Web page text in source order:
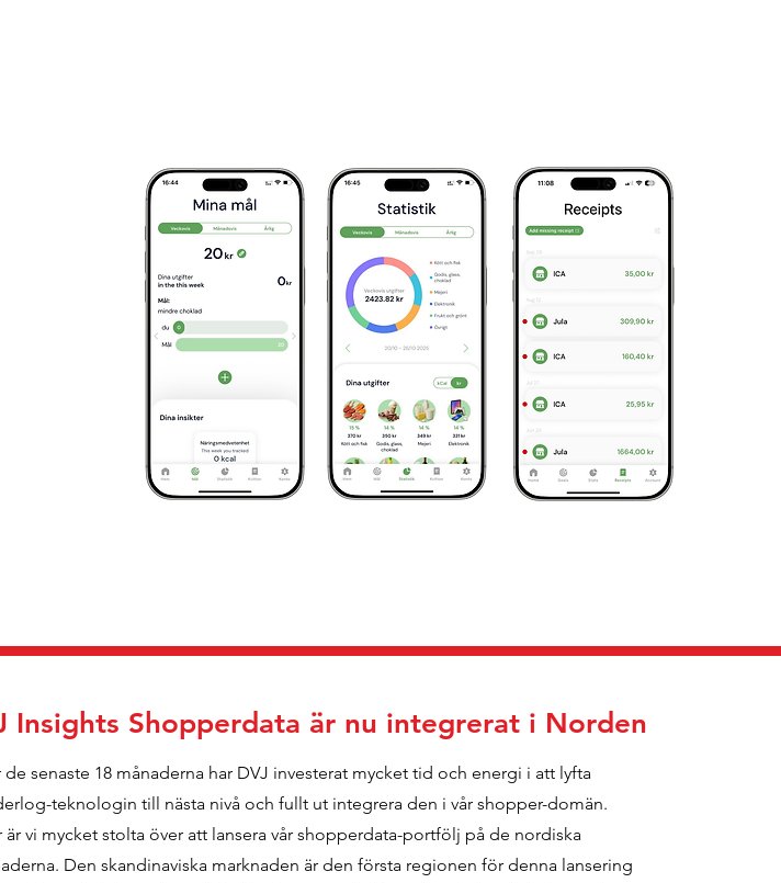
Insights Shopperdata är nu integrerat i Norden
de senaste 18 månaderna har DVJ investerat mycket tid och energi i att lyfta
teknologin till nästa nivå och fullt ut integrera den i vår shopper-domän.
är vi mycket stolta över att lansera vår shopperdata-portfölj på de nordiska
Den skandinaviska marknaden är den första regionen för denna lansering